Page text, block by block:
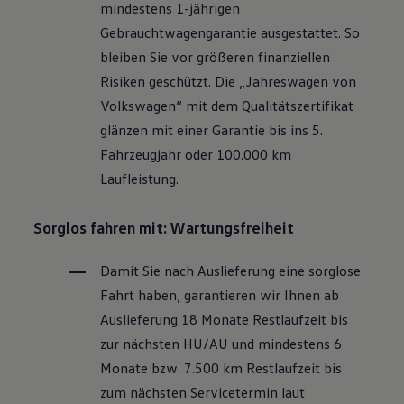
Motorenöl und Flüssigkeiten
Räder und Reifen
Pannen- und Unfallhilfe
Economy Service
Volkswagen Teile
Modellspezifisches Zubehör
Schutz und Pflege
Entertainment und Elektronik
Individualisieren
Wallbox und Ladekabel
Dienste für Ihr Modell finden
Volkswagen Apps, Login und Shop
Updates für Software, Karten und Radio
Über Ihr Auto
Vorgängermodelle
Kundeninformationen
Volkswagen Kundenbetreuung
Warn- und Kontrollleuchten
Assistenzsysteme
Digitale Betriebsanleitung
mindestens 1-jährigen
Gebrauchtwagengarantie ausgestattet. So
bleiben Sie vor größeren finanziellen
Risiken geschützt. Die „Jahreswagen von
Volkswagen“ mit dem Qualitätszertifikat
glänzen mit einer Garantie bis ins 5.
Fahrzeugjahr oder 100.000 km
Laufleistung.
Sorglos fahren mit: Wartungsfreiheit
Damit Sie nach Auslieferung eine sorglose
Fahrt haben, garantieren wir Ihnen ab
Auslieferung 18 Monate Restlaufzeit bis
zur nächsten HU/AU und mindestens 6
Monate bzw. 7.500 km Restlaufzeit bis
zum nächsten Servicetermin laut